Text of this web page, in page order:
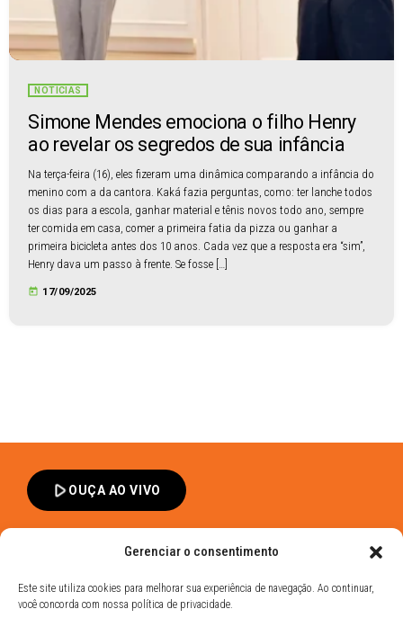
Gerenciar o consentimento
Este site utiliza cookies para melhorar sua experiência de navegação. Ao continuar,
você concorda com nossa política de privacidade.
NOTÍCIAS
Simone Mendes emociona o filho Henry
ao revelar os segredos de sua infância
Na terça-feira (16), eles fizeram uma dinâmica comparando a infância do
menino com a da cantora. Kaká fazia perguntas, como: ter lanche todos
os dias para a escola, ganhar material e tênis novos todo ano, sempre
ter comida em casa, comer a primeira fatia da pizza ou ganhar a
primeira bicicleta antes dos 10 anos. Cada vez que a resposta era “sim”,
Henry dava um passo à frente. Se fosse […]
today 17/09/2025
play_arrowOUÇA AO VIVO